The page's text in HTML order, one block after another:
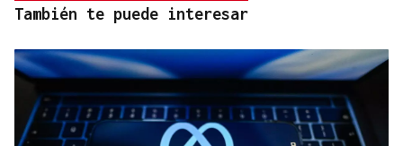
También te puede interesar